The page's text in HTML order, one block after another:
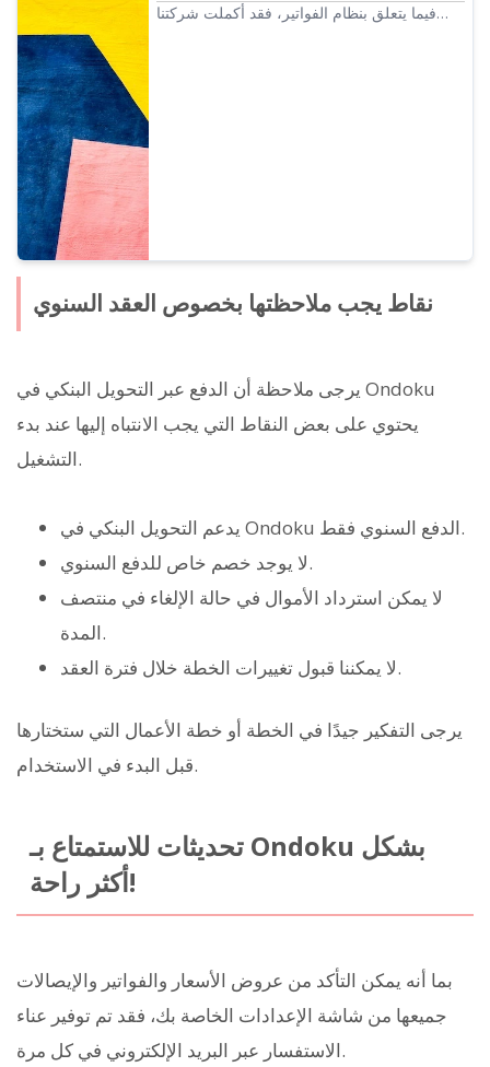
فيما يتعلق بنظام الفواتير، فقد أكملت شركتنا
نقاط يجب ملاحظتها بخصوص العقد السنوي
يرجى ملاحظة أن الدفع عبر التحويل البنكي في Ondoku
يحتوي على بعض النقاط التي يجب الانتباه إليها عند بدء
التشغيل.
يدعم التحويل البنكي في Ondoku الدفع السنوي فقط.
لا يوجد خصم خاص للدفع السنوي.
لا يمكن استرداد الأموال في حالة الإلغاء في منتصف
المدة.
لا يمكننا قبول تغييرات الخطة خلال فترة العقد.
يرجى التفكير جيدًا في الخطة أو خطة الأعمال التي ستختارها
قبل البدء في الاستخدام.
تحديثات للاستمتاع بـ Ondoku بشكل
أكثر راحة!
بما أنه يمكن التأكد من عروض الأسعار والفواتير والإيصالات
جميعها من شاشة الإعدادات الخاصة بك، فقد تم توفير عناء
الاستفسار عبر البريد الإلكتروني في كل مرة.